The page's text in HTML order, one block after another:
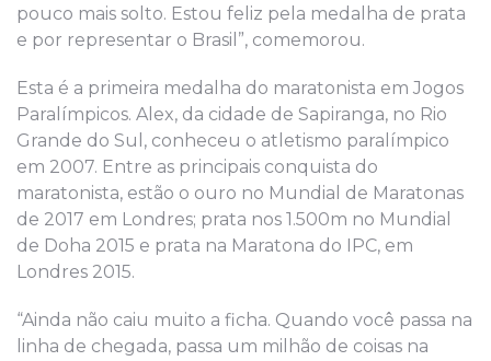
pouco mais solto. Estou feliz pela medalha de prata
e por representar o Brasil”, comemorou.
Esta é a primeira medalha do maratonista em Jogos
Paralímpicos. Alex, da cidade de Sapiranga, no Rio
Grande do Sul, conheceu o atletismo paralímpico
em 2007. Entre as principais conquista do
maratonista, estão o ouro no Mundial de Maratonas
de 2017 em Londres; prata nos 1.500m no Mundial
de Doha 2015 e prata na Maratona do IPC, em
Londres 2015.
“Ainda não caiu muito a ficha. Quando você passa na
linha de chegada, passa um milhão de coisas na